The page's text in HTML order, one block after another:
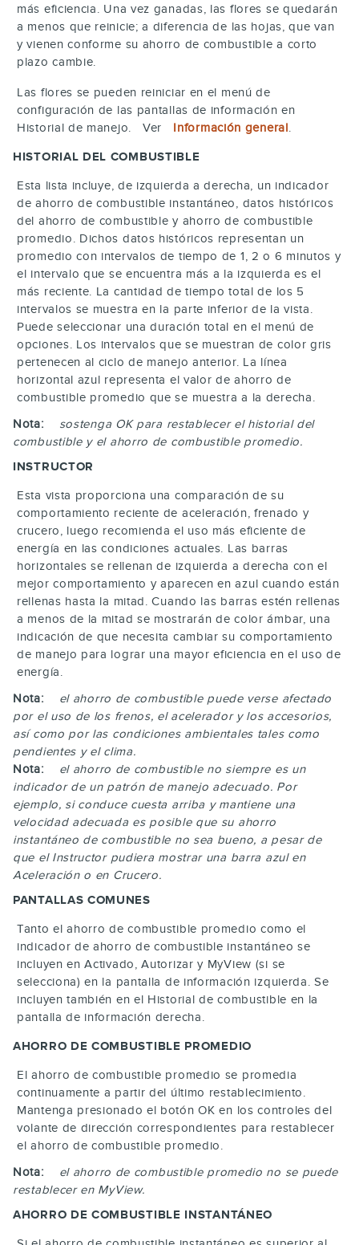
más eficiencia. Una vez ganadas, las flores se quedarán
a menos que reinicie; a diferencia de las hojas, que van
y vienen conforme su ahorro de combustible a corto
plazo cambie.
Las flores se pueden reiniciar en el menú de
configuración de las pantallas de información en
Historial de manejo. Ver Información general.
HISTORIAL DEL COMBUSTIBLE
Esta lista incluye, de izquierda a derecha, un indicador
de ahorro de combustible instantáneo, datos históricos
del ahorro de combustible y ahorro de combustible
promedio. Dichos datos históricos representan un
promedio con intervalos de tiempo de 1, 2 o 6 minutos y
el intervalo que se encuentra más a la izquierda es el
más reciente. La cantidad de tiempo total de los 5
intervalos se muestra en la parte inferior de la vista.
Puede seleccionar una duración total en el menú de
opciones. Los intervalos que se muestran de color gris
pertenecen al ciclo de manejo anterior. La línea
horizontal azul representa el valor de ahorro de
combustible promedio que se muestra a la derecha.
Nota:
sostenga OKpara restablecer el historial del
combustible y el ahorro de combustible promedio.
INSTRUCTOR
Esta vista proporciona una comparación de su
comportamiento reciente de aceleración, frenado y
crucero, luego recomienda el uso más eficiente de
energía en las condiciones actuales. Las barras
horizontales se rellenan de izquierda a derecha con el
mejor comportamiento y aparecen en azul cuando están
rellenas hasta la mitad. Cuando las barras estén rellenas
a menos de la mitad se mostrarán de color ámbar, una
indicación de que necesita cambiar su comportamiento
de manejo para lograr una mayor eficiencia en el uso de
energía.
Nota:
el ahorro de combustible puede verse afectado
por el uso de los frenos, el acelerador y los accesorios,
así como por las condiciones ambientales tales como
pendientes y el clima.
Nota:
el ahorro de combustible no siempre es un
indicador de un patrón de manejo adecuado. Por
ejemplo, si conduce cuesta arriba y mantiene una
velocidad adecuada es posible que su ahorro
instantáneo de combustible no sea bueno, a pesar de
que el Instructor pudiera mostrar una barra azul en
Aceleración o en Crucero.
PANTALLAS COMUNES
Tanto el ahorro de combustible promedio como el
indicador de ahorro de combustible instantáneo se
incluyen en Activado, Autorizar y MyView (si se
selecciona) en la pantalla de información izquierda. Se
incluyen también en el Historial de combustible en la
pantalla de información derecha.
AHORRO DE COMBUSTIBLE PROMEDIO
El ahorro de combustible promedio se promedia
continuamente a partir del último restablecimiento.
Mantenga presionado el botónOK en los controles del
volante de dirección correspondientes para restablecer
el ahorro de combustible promedio.
Nota:
el ahorro de combustible promedio no se puede
restablecer en MyView.
AHORRO DE COMBUSTIBLE INSTANTÁNEO